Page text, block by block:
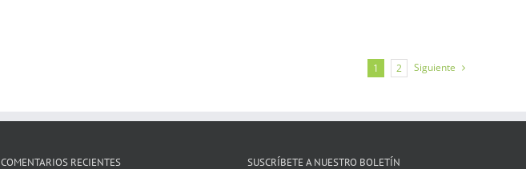
1 2 Siguiente
COMENTARIOS RECIENTES SUSCRÍBETE A NUESTRO BOLETÍN